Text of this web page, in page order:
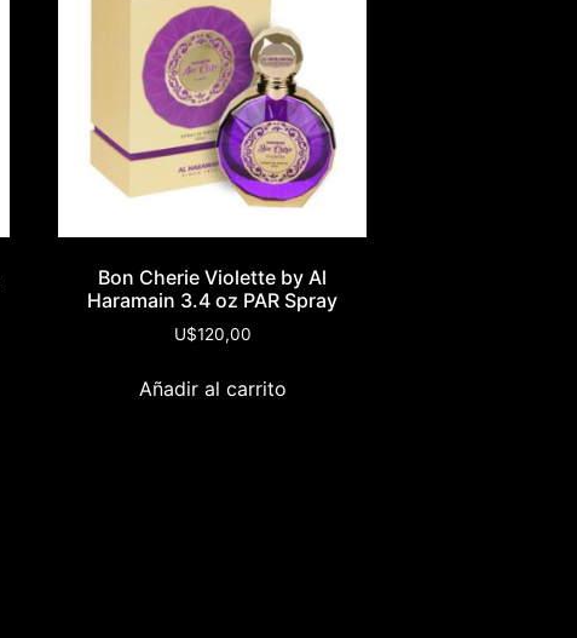
Bon Cherie Violette by Al
Haramain 3.4 oz PAR Spray
U$120,00
Añadir al carrito